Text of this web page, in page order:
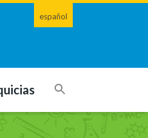
español